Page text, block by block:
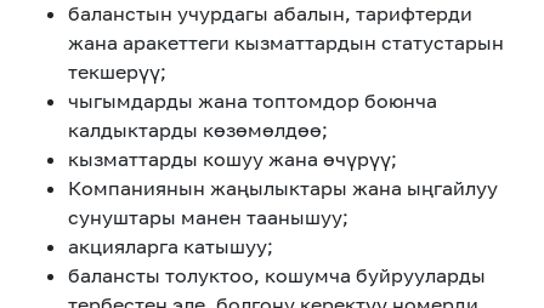
Кызматтар Көңүл ачуучу Соц. тармактар
Номерди тандоо SIM жеткирүү
Компания
Жаңылыктар
Кызмат көрсөтүүлөр
баланстын учурдагы абалын, тарифтерди
жана аракеттеги кызматтардын статустарын
текшерүү;
чыгымдарды жана топтомдор боюнча
калдыктарды көзөмөлдөө;
кызматтарды кошуу жана өчүрүү;
Компаниянын жаңылыктары жана ыңгайлуу
сунуштары манен таанышуу;
акцияларга катышуу;
балансты толуктоо, кошумча буйрууларды